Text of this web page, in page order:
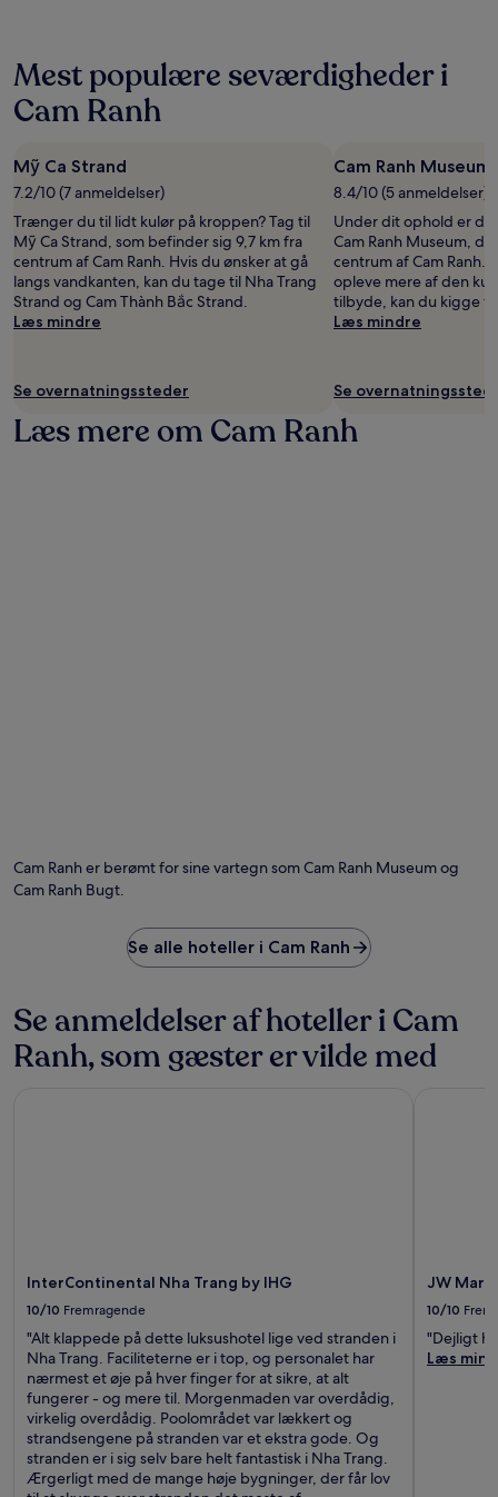
Mest populære seværdigheder i
Cam Ranh
Mỹ Ca Strand
7.2/10 (7 anmeldelser)
Trænger du til lidt kulør på kroppen? Tag til
Mỹ Ca Strand, som befinder sig 9,7 km fra
centrum af Cam Ranh. Hvis du ønsker at gå
langs vandkanten, kan du tage til Nha Trang
Strand og Cam Thành Bắc Strand.
Læs mindre
Se overnatningssteder
Cam Ranh Museum
8.4/10 (5 anmeldelser)
Under dit ophold er
Cam Ranh Museum,
centrum af Cam Ranh.
opleve mere af den
tilbyde, kan du kigge
Læs mindre
Se
Læs mere om Cam Ranh
Cam Ranh er berømt for sine vartegn som Cam Ranh Museum og
Cam Ranh Bugt.
Se alle hoteller i Cam Ranh
Se anmeldelser af hoteller i Cam
Ranh, som gæster er vilde med
InterContinental Nha Trang by IHG
10/10 Fremragende
"Alt klappede på dette luksushotel lige ved stranden i
Nha Trang. Faciliteterne er i top, og personalet har
nærmest et øje på hver finger for at sikre, at alt
fungerer - og mere til. Morgenmaden var overdådig,
virkelig overdådig. Poolområdet var lækkert og
strandsengene på stranden var et ekstra gode. Og
stranden er i sig selv bare helt fantastisk i Nha Trang.
Ærgerligt med de mange høje bygninger, der får lov
JW
10/10
"Dejligt
Læs